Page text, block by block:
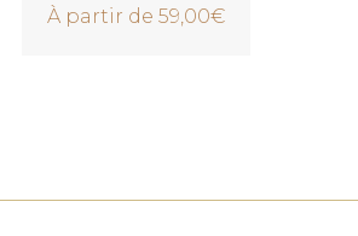
À partir de59,00€